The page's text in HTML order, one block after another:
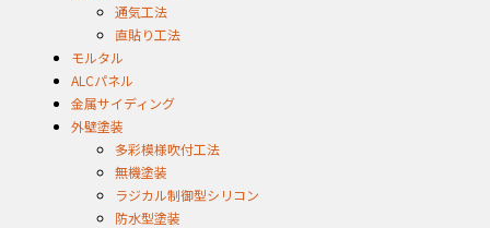
通気工法
直貼り工法
モルタル
ALCパネル
金属サイディング
外壁塗装
多彩模様吹付工法
無機塗装
ラジカル制御型シリコン
防水型塗装